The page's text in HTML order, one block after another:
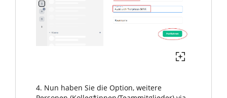
4. Nun haben Sie die Option, weitere